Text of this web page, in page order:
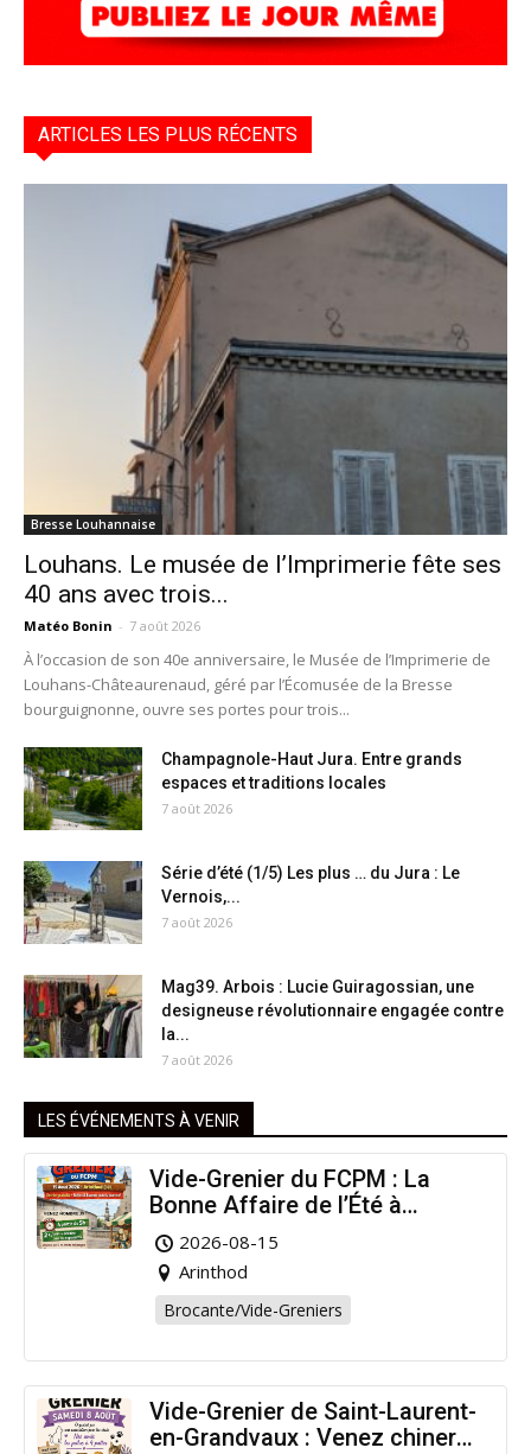
ARTICLES LES PLUS RÉCENTS
Bresse Louhannaise
Louhans. Le musée de l’Imprimerie fête ses
40 ans avec trois...
Matéo Bonin - 7 août 2026
À l’occasion de son 40e anniversaire, le Musée de l’Imprimerie de
Louhans-Châteaurenaud, géré par l’Écomusée de la Bresse
bourguignonne, ouvre ses portes pour trois...
Champagnole-Haut Jura. Entre grands
espaces et traditions locales
7 août 2026
Série d’été (1/5) Les plus … du Jura : Le
Vernois,...
7 août 2026
Mag39. Arbois : Lucie Guiragossian, une
designeuse révolutionnaire engagée contre
la...
7 août 2026
LES ÉVÉNEMENTS À VENIR
Vide-Grenier du FCPM : La
Bonne Affaire de l’Été à
Arinthod !
2026-08-15
Arinthod
Brocante/Vide-Greniers
Vide-Grenier de Saint-Laurent-
en-Grandvaux : Venez chiner